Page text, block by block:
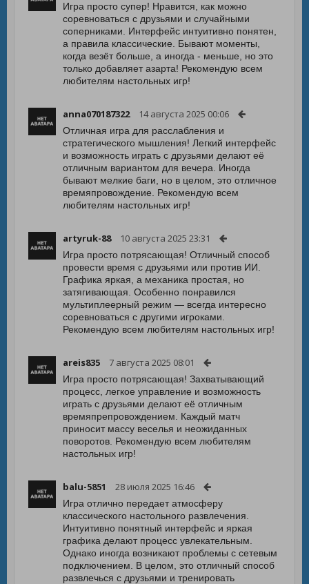
Игра просто супер! Нравится, как можно
соревноваться с друзьями и случайными
соперниками. Интерфейс интуитивно понятен,
а правила классические. Бывают моменты,
когда везёт больше, а иногда - меньше, но это
только добавляет азарта! Рекомендую всем
любителям настольных игр!
anna070187322 14 августа 2025 00:06
Отличная игра для расслабления и
стратегического мышления! Легкий интерфейс
и возможность играть с друзьями делают её
отличным вариантом для вечера. Иногда
бывают мелкие баги, но в целом, это отличное
времяпровождение. Рекомендую всем
любителям настольных игр!
artyruk-88 10 августа 2025 23:31
Игра просто потрясающая! Отличный способ
провести время с друзьями или против ИИ.
Графика яркая, а механика простая, но
затягивающая. Особенно понравился
мультиплеерный режим — всегда интересно
соревноваться с другими игроками.
Рекомендую всем любителям настольных игр!
areis835 7 августа 2025 08:01
Игра просто потрясающая! Захватывающий
процесс, легкое управление и возможность
играть с друзьями делают её отличным
времяпрепровождением. Каждый матч
приносит массу веселья и неожиданных
поворотов. Рекомендую всем любителям
настольных игр!
balu-5851 28 июля 2025 16:46
Игра отлично передает атмосферу
классического настольного развлечения.
Интуитивно понятный интерфейс и яркая
графика делают процесс увлекательным.
Однако иногда возникают проблемы с сетевым
подключением. В целом, это отличный способ
развлечься с друзьями и тренировать